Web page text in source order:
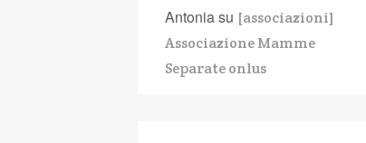
Antoniasu [associazioni]
Associazione Mamme
Separate onlus